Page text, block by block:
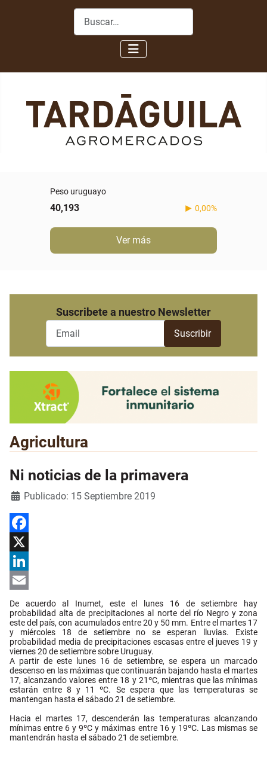
Buscar
Peso uruguayo
40,193 0,00%
Ver más
Suscribete a nuestro Newsletter
Agricultura
Ni noticias de la primavera
Detalles
Publicado: 15 Septiembre 2019
Facebook
X
LinkedIn
Email
De acuerdo al Inumet, este el lunes 16 de setiembre hay
probabilidad alta de precipitaciones al norte del río Negro y zona
este del país, con acumulados entre 20 y 50 mm. Entre el martes 17
y miércoles 18 de setiembre no se esperan lluvias. Existe
probabilidad media de precipitaciones escasas entre el jueves 19 y
viernes 20 de setiembre sobre Uruguay.
A partir de este lunes 16 de setiembre, se espera un marcado
descenso en las máximas que continuarán bajando hasta el martes
17, alcanzando valores entre 18 y 21ºC, mientras que las mínimas
estarán entre 8 y 11 ºC. Se espera que las temperaturas se
mantengan hasta el sábado 21 de setiembre.
Hacia el martes 17, descenderán las temperaturas alcanzando
mínimas entre 6 y 9ºC y máximas entre 16 y 19ºC. Las mismas se
mantendrán hasta el sábado 21 de setiembre.